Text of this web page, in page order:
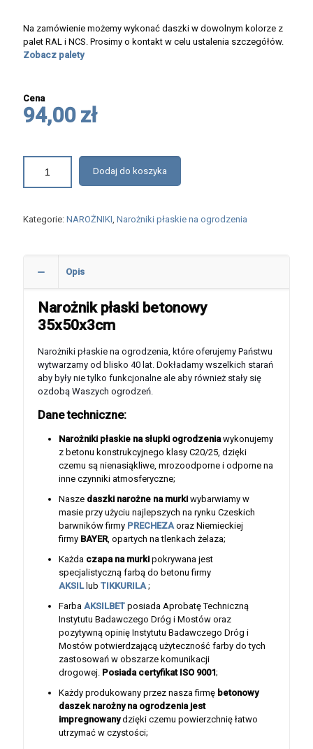
Na zamówienie możemy wykonać daszki w dowolnym kolorze z
palet RAL i NCS. Prosimy o kontakt w celu ustalenia szczegółów.
Zobacz palety
Cena
94,00 zł
Dodaj do koszyka
Kategorie: NAROŻNIKI, Narożniki płaskie na ogrodzenia
Opis
Narożnik płaski betonowy
35x50x3cm
Narożniki płaskie na ogrodzenia, które oferujemy Państwu
wytwarzamy od blisko 40 lat. Dokładamy wszelkich starań
aby były nie tylko funkcjonalne ale aby również stały się
ozdobą Waszych ogrodzeń.
Dane techniczne:
Narożniki płaskie na słupki ogrodzeniawykonujemy
z betonu konstrukcyjnego klasy C20/25, dzięki
czemu są nienasiąkliwe, mrozoodporne i odporne na
inne czynniki atmosferyczne;
Nasze daszki narożne na murki wybarwiamy w
masie przy użyciu najlepszych na rynku Czeskich
barwników firmy PRECHEZA oraz Niemieckiej
firmy BAYER, opartych na tlenkach żelaza;
Każda czapa na murki pokrywana jest
specjalistyczną farbą do betonu firmy
AKSIL lub TIKKURILA;
Farba AKSILBET posiada Aprobatę Techniczną
Instytutu Badawczego Dróg i Mostów oraz
pozytywną opinię Instytutu Badawczego Dróg i
Mostów potwierdzającą użyteczność farby do tych
zastosowań w obszarze komunikacji
drogowej. Posiada certyfikat ISO 9001;
Każdy produkowany przez nasza firmę betonowy
daszek narożny na ogrodzenia jest
impregnowanydzięki czemu powierzchnię łatwo
utrzymać w czystości;